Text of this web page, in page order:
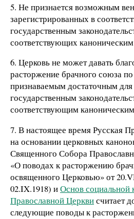
5. Не признается возможным
зарегистрированных в
государственным
соответствующих
6. Церковь не может давать
расторжение брачного союза
признаваемым достаточным для
государственным
соответствующим
7. В настоящее время Русская
на основании церковных
Священного Собора
«О поводах к расторжению
освященного Церковью» от
02.IX.1918) иОснов социальной
Православной Церквисчитает
следующие поводы к